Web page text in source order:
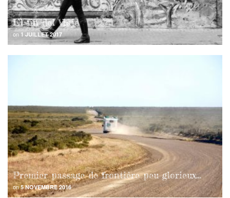
El fin del Viaje
on1 JUILLET 2017
Premier passage de frontière peu glorieux…
on5 NOVEMBRE 2016